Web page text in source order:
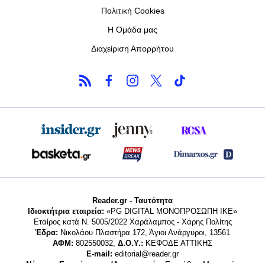
Πολιτική Cookies
Η Ομάδα μας
Διαχείριση Απορρήτου
Reader.gr - Ταυτότητα
Ιδιοκτήτρια εταιρεία: «PG DIGITAL MONΟΠΡΟΣΩΠΗ ΙΚΕ»
Εταίρος κατά Ν. 5005/2022 Χαράλαμπος - Χάρης Πολίτης
Έδρα: Νικολάου Πλαστήρα 172, Άγιοι Ανάργυροι, 13561
ΑΦΜ: 802550032, Δ.Ο.Υ.: ΚΕΦΟΔΕ ΑΤΤΙΚΗΣ
E-mail: editorial@reader.gr